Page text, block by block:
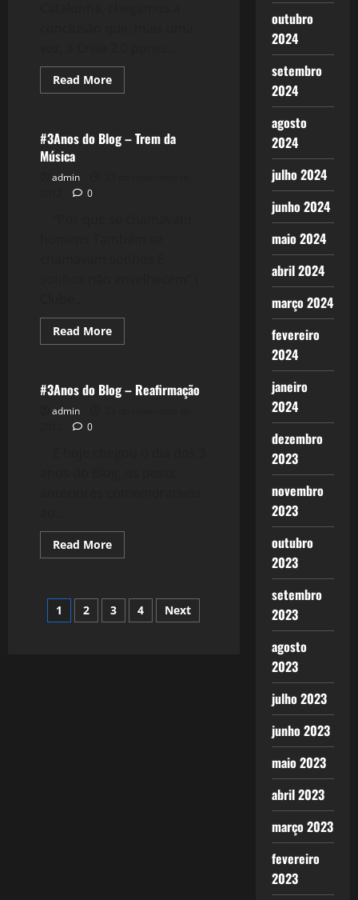
Read MoreRead
more
2.0:
Espanha
Filmes&Músicas
Tecnologia
#3Anos do Blog – Trem da
Música
admin
0
Read MoreRead
more
Blog
–
Tecnologia
#3Anos do Blog – Reafirmação
admin
0
Read MoreRead
more
Blog
–
Reafirmação
Paginação
1 2 3 4 Next
outubro
2024
setembro
2024
agosto
2024
julho 2024
junho 2024
maio 2024
abril 2024
março 2024
fevereiro
2024
janeiro
2024
dezembro
2023
novembro
2023
outubro
2023
setembro
2023
agosto
2023
julho 2023
junho 2023
maio 2023
abril 2023
março 2023
fevereiro
2023